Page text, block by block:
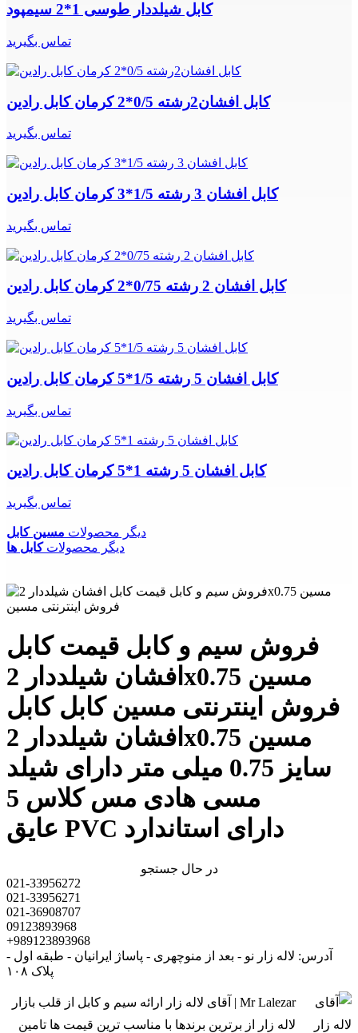
کابل شیلددار طوسی 1*2 سیمپود
تماس بگیرید
کابل افشان2رشته 0/5*2 کرمان کابل رادین
تماس بگیرید
کابل افشان 3 رشته 1/5*3 کرمان کابل رادین
تماس بگیرید
کابل افشان 2 رشته 0/75*2 کرمان کابل رادین
تماس بگیرید
کابل افشان 5 رشته 1/5*5 کرمان کابل رادین
تماس بگیرید
کابل افشان 5 رشته 1*5 کرمان کابل رادین
تماس بگیرید
دیگر محصولات مسین کابل
دیگر محصولاتکابل ها
فروش سیم و کابل قیمت کابل
افشان شیلددار 2x0.75 مسین
فروش اینترنتی مسین کابل کابل
افشان شیلددار 2x0.75 مسین
سایز 0.75 میلی متر دارای شیلد
مسی هادی مس کلاس 5
عایق PVC دارای استاندارد
در حال جستجو
021-33956272
021-33956271
021-36908707
09123893968
+989123893968
آدرس: لاله زار نو - بعد از منوچهری - پاساژ ایرانیان - طبقه اول -
پلاک ۱۰۸
Mr Lalezar | آقای لاله زار ارائه سیم و کابل از قلب بازار
لاله زار از برترین برندها با مناسب ترین قیمت ها تامین